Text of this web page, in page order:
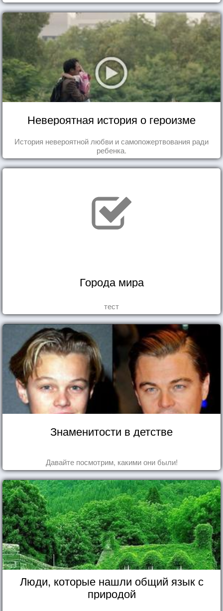
Невероятная история о героизме
История невероятной любви и самопожертвования ради
ребенка.
Города мира
тест
Знаменитости в детстве
Давайте посмотрим, какими они были!
Люди, которые нашли общий язык с
природой